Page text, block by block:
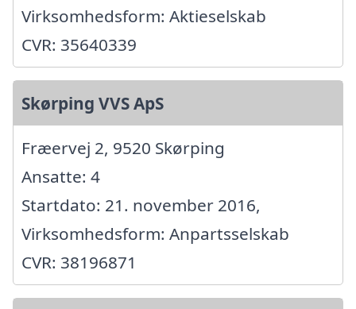
Virksomhedsform: Aktieselskab
CVR: 35640339
Skørping VVS ApS
Fræervej 2, 9520 Skørping
Ansatte: 4
Startdato: 21. november 2016,
Virksomhedsform: Anpartsselskab
CVR: 38196871